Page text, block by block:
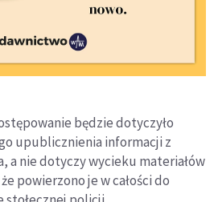
będzie dotyczyło
upublicznienia informacji z
a nie dotyczy wycieku materiałów
powierzono je w całości do